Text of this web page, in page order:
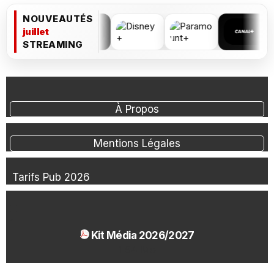
NOUVEAUTÉS
juillet
STREAMING
À Propos
Mentions Légales
Tarifs Pub 2026
Kit Média 2026/2027